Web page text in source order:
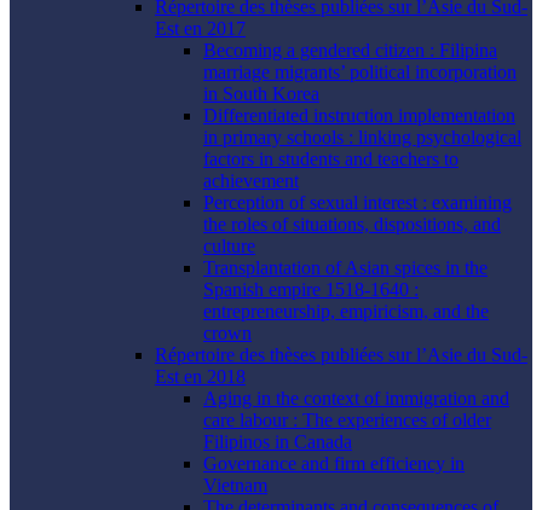
Répertoire des thèses publiées sur l’Asie du Sud-
Est en 2017
Becoming a gendered citizen : Filipina
marriage migrants’ political incorporation
in South Korea
Differentiated instruction implementation
in primary schools : linking psychological
factors in students and teachers to
achievement
Perception of sexual interest : examining
the roles of situations, dispositions, and
culture
Transplantation of Asian spices in the
Spanish empire 1518-1640 :
entrepreneurship, empiricism, and the
crown
Répertoire des thèses publiées sur l’Asie du Sud-
Est en 2018
Aging in the context of immigration and
care labour : The experiences of older
Filipinos in Canada
Governance and firm efficiency in
Vietnam